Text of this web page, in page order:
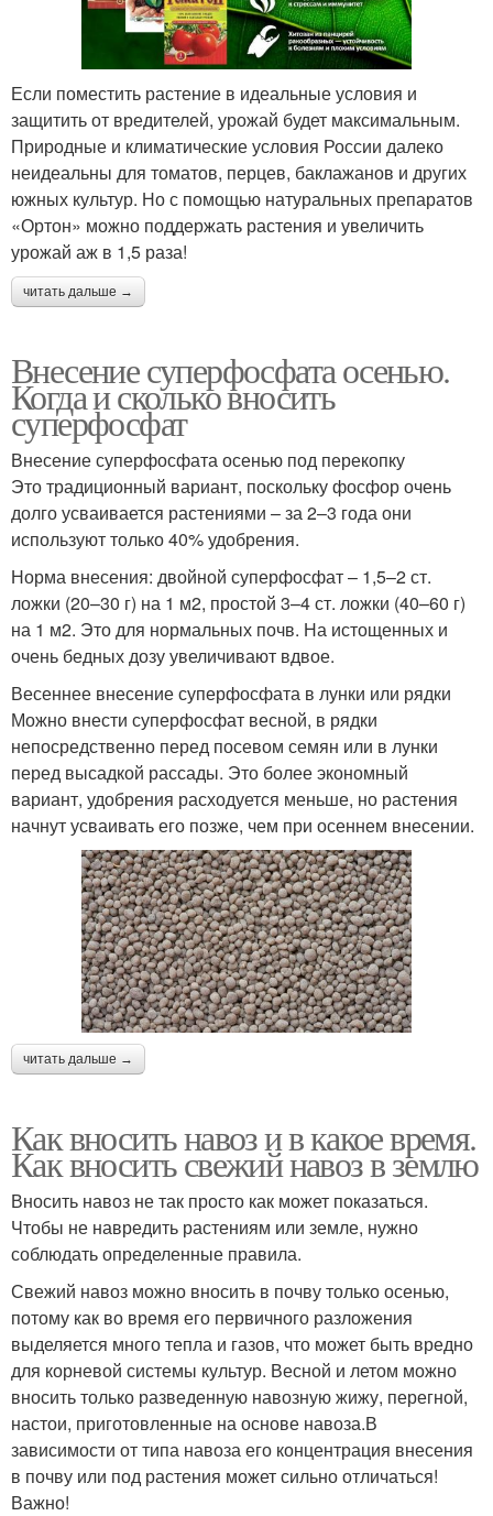
Если поместить растение в идеальные условия и
защитить от вредителей, урожай будет максимальным.
Природные и климатические условия России далеко
неидеальны для томатов, перцев, баклажанов и других
южных культур. Но с помощью натуральных препаратов
«Ортон» можно поддержать растения и увеличить
урожай аж в 1,5 раза!
читать дальше →
Внесение суперфосфата осенью.
Когда и сколько вносить
суперфосфат
Внесение суперфосфата осенью под перекопку
Это традиционный вариант, поскольку фосфор очень
долго усваивается растениями – за 2–3 года они
используют только 40% удобрения.
Норма внесения: двойной суперфосфат – 1,5–2 ст.
ложки (20–30 г) на 1 м2, простой 3–4 ст. ложки (40–60 г)
на 1 м2. Это для нормальных почв. На истощенных и
очень бедных дозу увеличивают вдвое.
Весеннее внесение суперфосфата в лунки или рядки
Можно внести суперфосфат весной, в рядки
непосредственно перед посевом семян или в лунки
перед высадкой рассады. Это более экономный
вариант, удобрения расходуется меньше, но растения
начнут усваивать его позже, чем при осеннем внесении.
читать дальше →
Как вносить навоз и в какое время.
Как вносить свежий навоз в землю
Вносить навоз не так просто как может показаться.
Чтобы не навредить растениям или земле, нужно
соблюдать определенные правила.
Свежий навоз можно вносить в почву только осенью,
потому как во время его первичного разложения
выделяется много тепла и газов, что может быть вредно
для корневой системы культур. Весной и летом можно
вносить только разведенную навозную жижу, перегной,
настои, приготовленные на основе навоза.В
зависимости от типа навоза его концентрация внесения
в почву или под растения может сильно отличаться!
Важно!